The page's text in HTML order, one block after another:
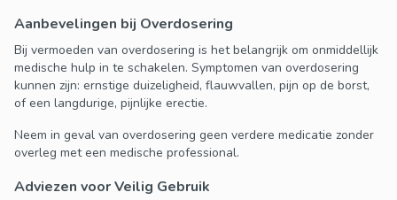
Aanbevelingen bij Overdosering
Bij vermoeden van overdosering is het belangrijk om onmiddellijk
medische hulp in te schakelen. Symptomen van overdosering
kunnen zijn: ernstige duizeligheid, flauwvallen, pijn op de borst,
of een langdurige, pijnlijke erectie.
Neem in geval van overdosering geen verdere medicatie zonder
overleg met een medische professional.
Adviezen voor Veilig Gebruik